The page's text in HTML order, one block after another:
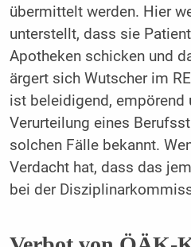
übermittelt werden. Hier
unterstellt, dass sie
Apotheken schicken und
ärgert sich Wutscher im
ist beleidigend, empörend
Verurteilung eines
solchen Fälle bekannt.
Verdacht hat, dass das
bei der